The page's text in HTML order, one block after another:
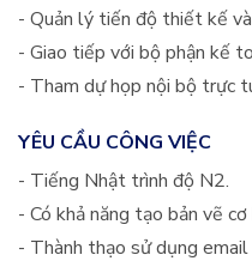
- Quản lý tiến độ thiết kế
- Giao tiếp với bộ phận kế
- Tham dự họp nội bộ trực
YÊU CẦU CÔNG VIỆC
- Tiếng Nhật trình độ N2.
- Có khả năng tạo bản vẽ
- Thành thạo sử dụng email